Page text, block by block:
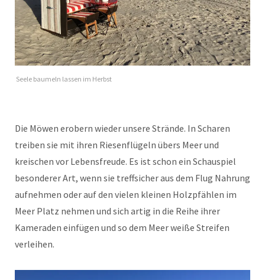
Seele baumeln lassen im Herbst
Die Möwen erobern wieder unsere Strände. In Scharen
treiben sie mit ihren Riesenflügeln übers Meer und
kreischen vor Lebensfreude. Es ist schon ein Schauspiel
besonderer Art, wenn sie treffsicher aus dem Flug Nahrung
aufnehmen oder auf den vielen kleinen Holzpfählen im
Meer Platz nehmen und sich artig in die Reihe ihrer
Kameraden einfügen und so dem Meer weiße Streifen
verleihen.